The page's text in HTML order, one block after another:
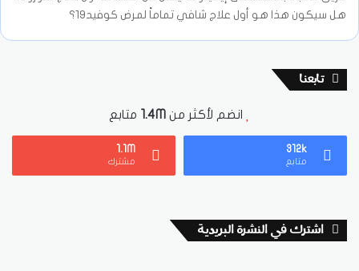
هل سيكون هذا هو أول علاج شافي تماماً لمرض كوفيد19؟
تابعنا
انضم لأكثر من 1.4M متابع
312k
متابع
1.1M
مشترك
اشترك في النشرة البريدية